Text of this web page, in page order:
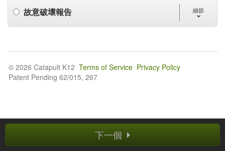
故意破壞報告 細節
下一個
© 2026 Catapult K12 Terms of Service Privacy Policy
Patent Pending 62/015, 267